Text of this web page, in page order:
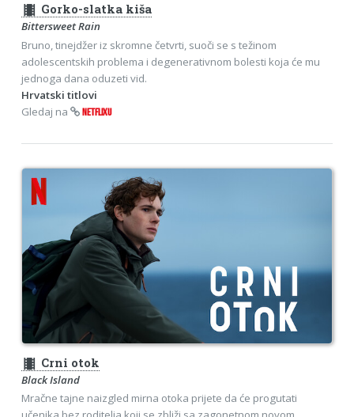
theaters Gorko-slatka kiša
Bittersweet Rain
Bruno, tinejdžer iz skromne četvrti, suoči se s težinom
adolescentskih problema i degenerativnom bolesti koja će mu
jednoga dana oduzeti vid.
Hrvatski titlovi
Gledaj na
NETFLIXU
theaters Crni otok
Black Island
Mračne tajne naizgled mirna otoka prijete da će progutati